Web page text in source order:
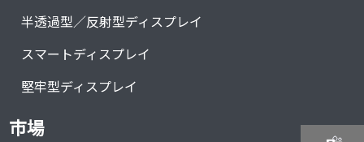
半透過型／反射型ディスプレイ
スマートディスプレイ
堅牢型ディスプレイ
市場